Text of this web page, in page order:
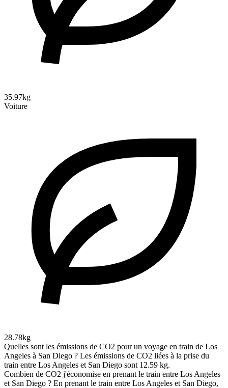
35.97kg
Voiture
28.78kg
Quelles sont les émissions de CO2 pour un voyage en train de Los
Angeles à San Diego ? Les émissions de CO2 liées à la prise du
train entre Los Angeles et San Diego sont 12.59 kg.
Combien de CO2 j'économise en prenant le train entre Los Angeles
et San Diego ? En prenant le train entre Los Angeles et San Diego,